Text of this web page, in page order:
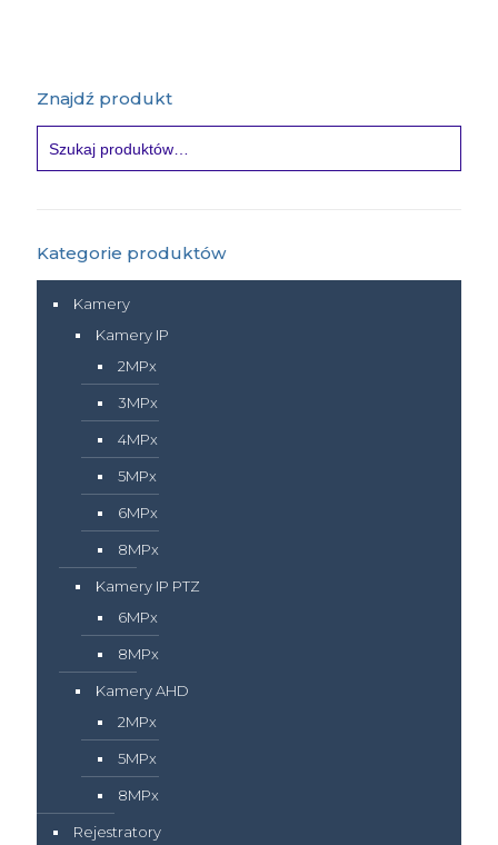
Znajdź produkt
Kategorie produktów
Kamery
Kamery IP
2MPx
3MPx
4MPx
5MPx
6MPx
8MPx
Kamery IP PTZ
6MPx
8MPx
Kamery AHD
2MPx
5MPx
8MPx
Rejestratory